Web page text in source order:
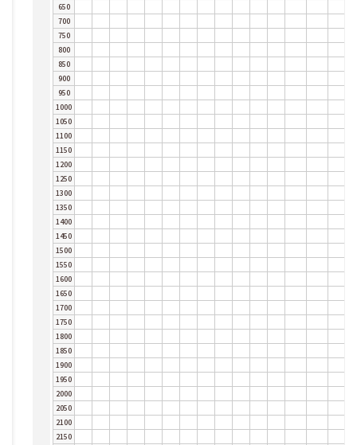
650
700
750
800
850
900
950
1000
1050
1100
1150
1200
1250
1300
1350
1400
1450
1500
1550
1600
1650
1700
1750
1800
1850
1900
1950
2000
2050
2100
2150